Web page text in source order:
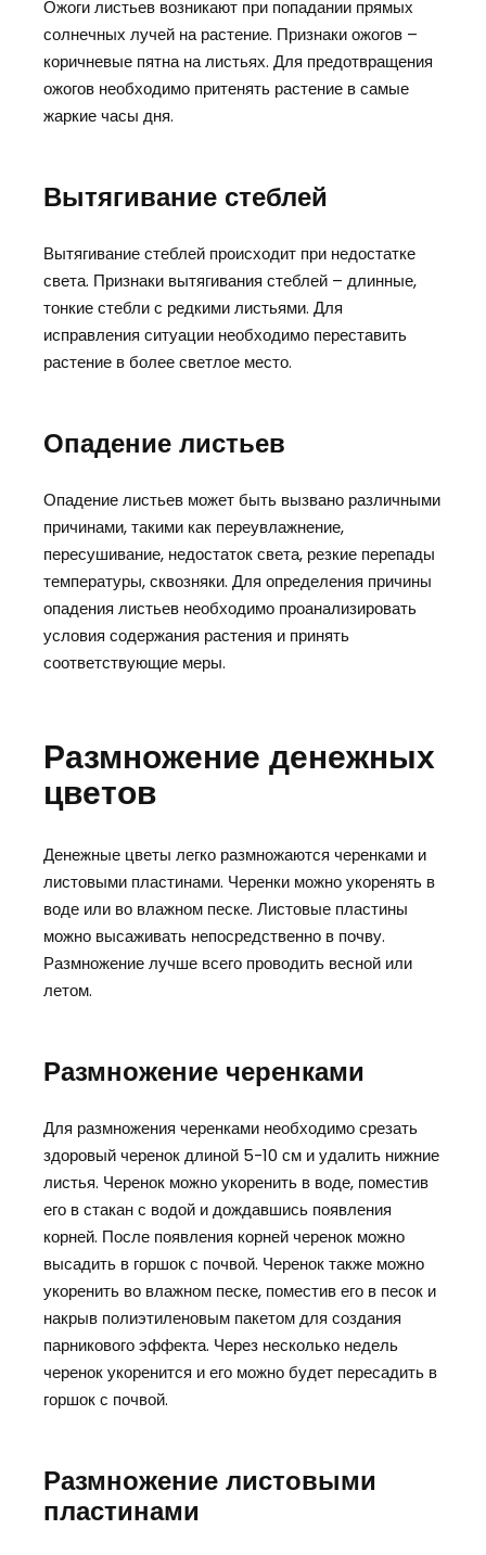
Ожоги листьев возникают при попадании прямых
солнечных лучей на растение. Признаки ожогов –
коричневые пятна на листьях. Для предотвращения
ожогов необходимо притенять растение в самые
жаркие часы дня.
Вытягивание стеблей
Вытягивание стеблей происходит при недостатке
света. Признаки вытягивания стеблей – длинные,
тонкие стебли с редкими листьями. Для
исправления ситуации необходимо переставить
растение в более светлое место.
Опадение листьев
Опадение листьев может быть вызвано различными
причинами, такими как переувлажнение,
пересушивание, недостаток света, резкие перепады
температуры, сквозняки. Для определения причины
опадения листьев необходимо проанализировать
условия содержания растения и принять
соответствующие меры.
Размножение денежных
цветов
Денежные цветы легко размножаются черенками и
листовыми пластинами. Черенки можно укоренять в
воде или во влажном песке. Листовые пластины
можно высаживать непосредственно в почву.
Размножение лучше всего проводить весной или
летом.
Размножение черенками
Для размножения черенками необходимо срезать
здоровый черенок длиной 5-10 см и удалить нижние
листья. Черенок можно укоренить в воде, поместив
его в стакан с водой и дождавшись появления
корней. После появления корней черенок можно
высадить в горшок с почвой. Черенок также можно
укоренить во влажном песке, поместив его в песок и
накрыв полиэтиленовым пакетом для создания
парникового эффекта. Через несколько недель
черенок укоренится и его можно будет пересадить в
горшок с почвой.
Размножение листовыми
пластинами